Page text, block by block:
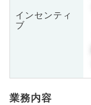
インセンティ
ブ
業務内容